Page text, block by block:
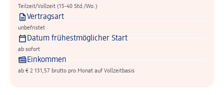
Teilzeit/Vollzeit (15-40 Std./Wo.)
Vertragsart
unbefristet
Datum frühestmöglicher Start
ab sofort
Einkommen
ab € 2 131,57 brutto pro Monat auf Vollzeitbasis